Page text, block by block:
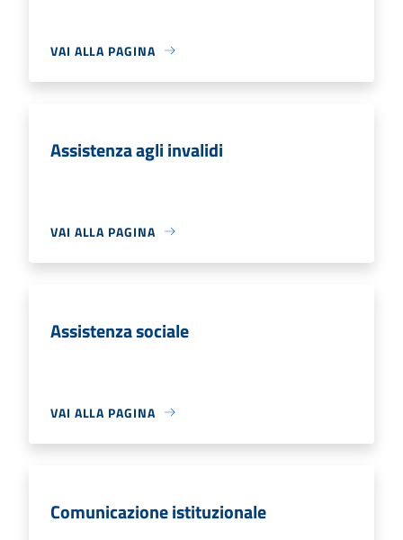
VAI ALLA PAGINA
Assistenza agli invalidi
VAI ALLA PAGINA
Assistenza sociale
VAI ALLA PAGINA
Comunicazione istituzionale